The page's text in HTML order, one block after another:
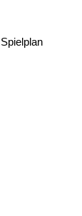
Spielplan